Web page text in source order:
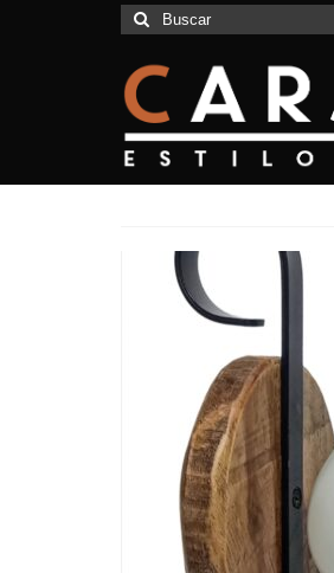
Buscar
por: